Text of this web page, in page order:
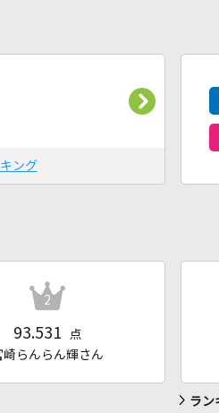
ング
2
93.531
点
崎らんらん輝さん
ラン